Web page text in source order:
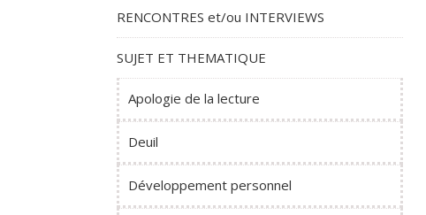
RENCONTRES et/ou INTERVIEWS
SUJET ET THEMATIQUE
Apologie de la lecture
Deuil
Développement personnel